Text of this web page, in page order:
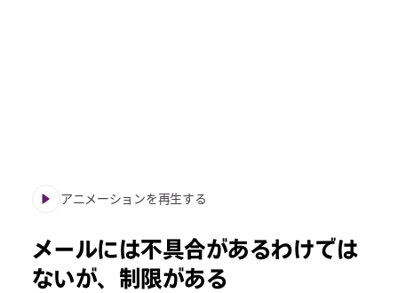
アニメーションを再生する
メールには不具合があるわけでは
ないが、制限がある